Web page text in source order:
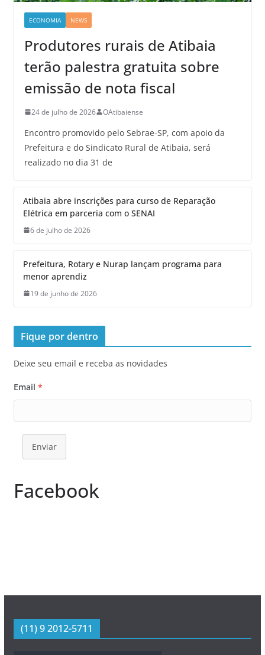
ECONOMIA NEWS
Produtores rurais de Atibaia
terão palestra gratuita sobre
emissão de nota fiscal
24 de julho de 2026 OAtibaiense
Encontro promovido pelo Sebrae-SP, com apoio da
Prefeitura e do Sindicato Rural de Atibaia, será
realizado no dia 31 de
Atibaia abre inscrições para curso de Reparação
Elétrica em parceria com o SENAI
6 de julho de 2026
Prefeitura, Rotary e Nurap lançam programa para
menor aprendiz
19 de junho de 2026
Fique por dentro
Deixe seu email e receba as novidades
Email *
Enviar
Facebook
(11) 9 2012-5711